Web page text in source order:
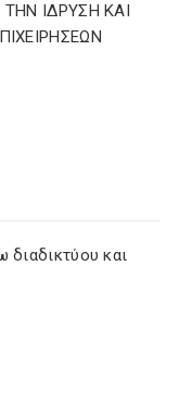
ΙΔΡΥΣΗ ΚΑΙ
και